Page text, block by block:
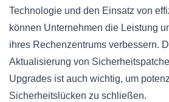
Technologie und den Einsatz von
können Unternehmen die Leistung
ihres Rechenzentrums verbessern.
Aktualisierung von
Upgrades ist auch wichtig, um
Sicherheitslücken zu schließen.